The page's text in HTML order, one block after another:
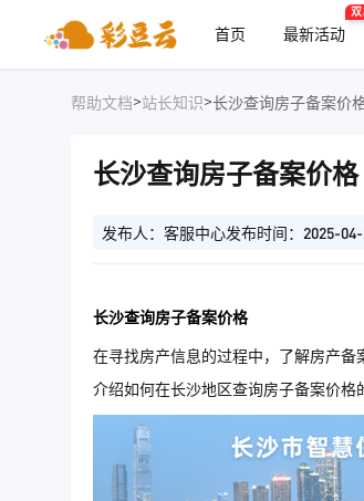
首页 最新活动
双
帮助文档>站长知识>长沙查询房子备案价
长沙查询房子备案价格
发布人：客服中心发布时间：2025-04-
长沙查询房子备案价格
在寻找房产信息的过程中，了解房产
介绍如何在长沙地区查询房子备案价格